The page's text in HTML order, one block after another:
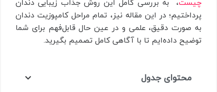
چیست، به بررسی کامل این روش جذاب زیبایی دندان
پرداختیم؛ در این مقاله نیز، تمام مراحل کامپوزیت دندان
به صورت دقیق، علمی و در عین حال قابل‌فهم برای شما
توضیح داده‌ایم تا با آگاهی کامل تصمیم بگیرید.
محتوای جدول